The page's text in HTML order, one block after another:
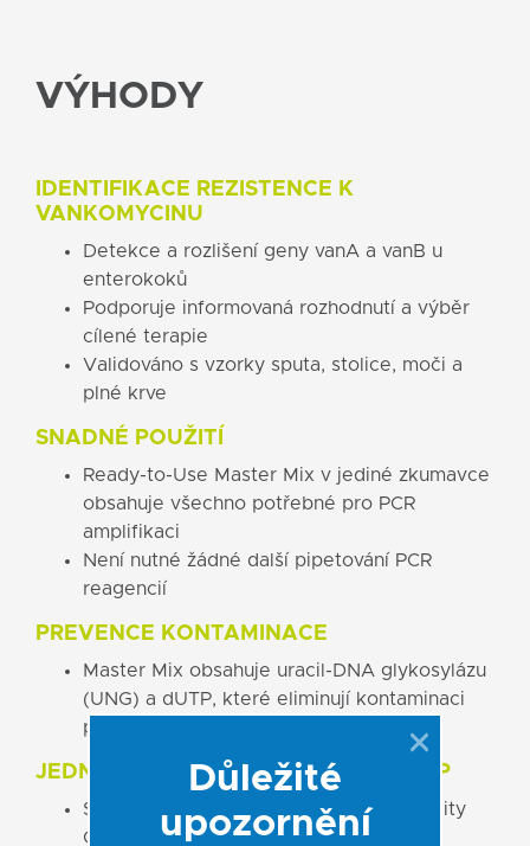
VÝHODY
IDENTIFIKACE REZISTENCE K
VANKOMYCINU
Detekce a rozlišení geny vanA a vanB u
enterokoků
Podporuje informovaná rozhodnutí a výběr
cílené terapie
Validováno s vzorky sputa, stolice, moči a
plné krve
SNADNÉ POUŽITÍ
Ready-to-Use Master Mix v jediné zkumavce
obsahuje všechno potřebné pro PCR
amplifikaci
Není nutné žádné další pipetování PCR
reagencií
PREVENCE KONTAMINACE
Master Mix obsahuje uracil-DNA glykosylázu
(UNG) a dUTP, které eliminují kontaminaci
přenosem amplikonů z předchozí PCR
JEDNODUCHÝ LABORATORNÍ POSTUP
Snadno kombinovatelné s dalšími PCR kity
GeneProof v rámci One Workflow
Důležité
upozornění